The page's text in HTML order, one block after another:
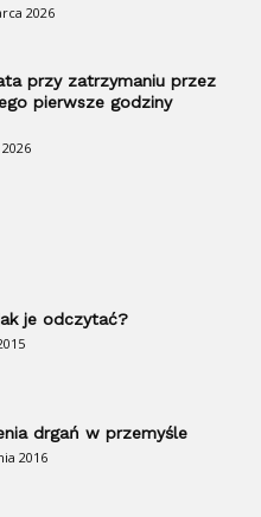
2026
przy zatrzymaniu przez
pierwsze godziny
je odczytać?
drgań w przemyśle
2016